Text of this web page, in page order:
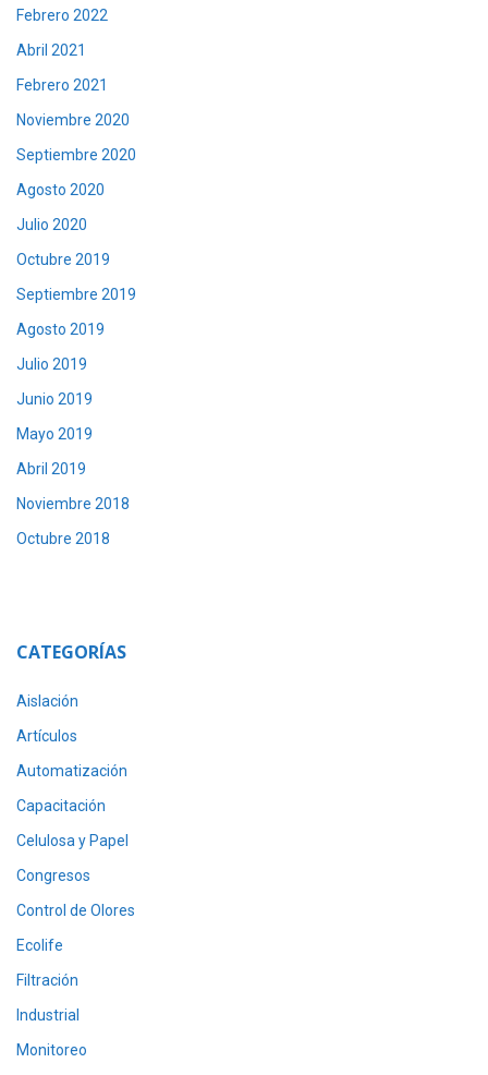
Febrero 2022
Abril 2021
Febrero 2021
Noviembre 2020
Septiembre 2020
Agosto 2020
Julio 2020
Octubre 2019
Septiembre 2019
Agosto 2019
Julio 2019
Junio 2019
Mayo 2019
Abril 2019
Noviembre 2018
Octubre 2018
CATEGORÍAS
Aislación
Artículos
Automatización
Capacitación
Celulosa y Papel
Congresos
Control de Olores
Ecolife
Filtración
Industrial
Monitoreo